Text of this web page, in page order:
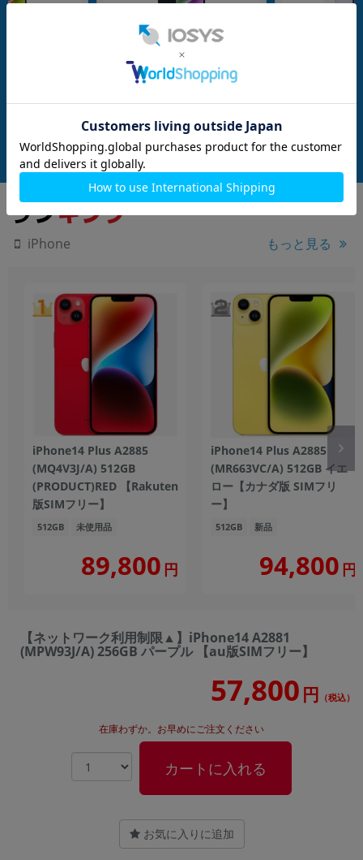
59,800 円 (税込)
iPhone14 A2881 (MPUD3J/A) 128GB
ミッドナイト 【au版SIMフリー】
発売日：2022/09
在庫数：4
中古Bランク
発売日：2022/09
iPhone もっと見る
iPhone14 Plus A2885
(MQ4V3J/A) 512GB
(PRODUCT)RED 【Rakuten
版SIMフリー】
512GB 未使用品
89,800 円
iPhone14 Plus A2885
(MR663VC/A) 512GB イエ
ロー【カナダ版 SIMフリ
ー】
512GB 新品
94,800 円
【ネットワーク利用制限▲】iPhone14 A2881
(MPW93J/A) 256GB パープル 【au版SIMフリー】
57,800 円 （税込）
在庫わずか。お早めにご注文ください
カートに入れる
お気に入りに追加